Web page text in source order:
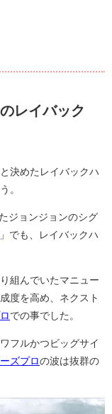
レイバック
決めたレイバックハ
。
ジョンジョンのシグ
」でも、レイバックハ
組んでいたマニュー
度を高め、ネクスト
での事でした。
フルかつビッグサイ
ズプロの波は抜群の